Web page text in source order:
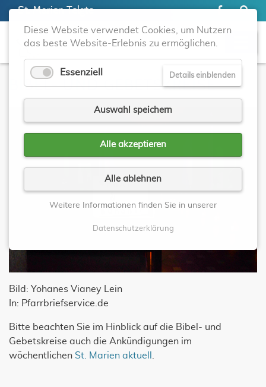
St. Marien Telgte
BIBEL- UND GEBETSKREISE
Bild: Yohanes Vianey Lein
In: Pfarrbriefservice.de
Bitte beachten Sie im Hinblick auf die Bibel- und
Gebetskreise auch die Ankündigungen im
wöchentlichen St. Marien aktuell
Diese Website verwendet Cookies, um Nutzern
das beste Website-Erlebnis zu ermöglichen.
Essenziell Details einblenden
Auswahl speichern
Alle akzeptieren
Alle ablehnen
Weitere Informationen finden Sie in unserer
Datenschutzerklärung